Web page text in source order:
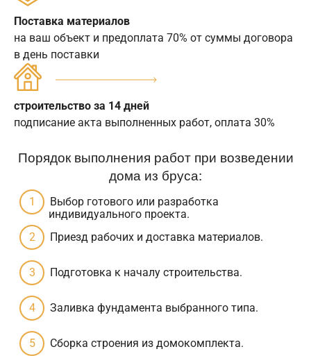
Поставка материалов
на ваш объект и предоплата 70% от суммы договора
в день поставки
строительство за 14 дней
подписание акта выполненных работ, оплата 30%
Порядок выполнения работ при возведении
дома из бруса:
Выбор готового или разработка
индивидуального проекта.
Приезд рабочих и доставка материалов.
Подготовка к началу строительства.
Заливка фундамента выбранного типа.
Сборка строения из домокомплекта.